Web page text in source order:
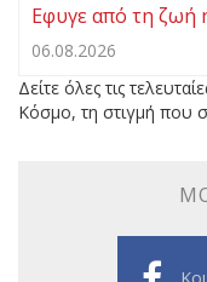
Εφυγε από τη ζωή
06.08.2026
Δείτε όλες τις
Κόσμο, τη στιγμή που